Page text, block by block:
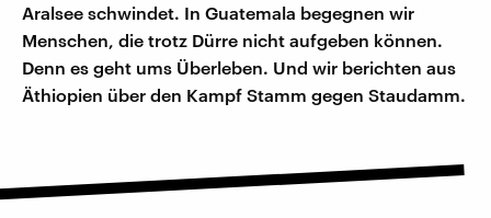
Aralsee schwindet. In Guatemala begegnen wir
Menschen, die trotz Dürre nicht aufgeben können.
Denn es geht ums Überleben. Und wir berichten aus
Äthiopien über den Kampf Stamm gegen Staudamm.